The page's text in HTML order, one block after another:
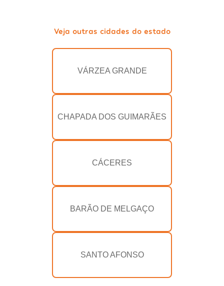
Veja outras cidades do estado
VÁRZEA GRANDE
CHAPADA DOS GUIMARÃES
CÁCERES
BARÃO DE MELGAÇO
SANTO AFONSO